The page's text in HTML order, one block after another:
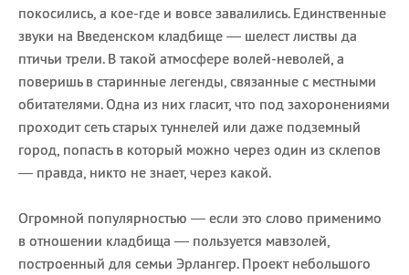
покосились, а кое-где и вовсе завалились. Единственные
звуки на Введенском кладбище — шелест листвы да
птичьи трели. В такой атмосфере волей-неволей, а
поверишь в старинные легенды, связанные с местными
обитателями. Одна из них гласит, что под захоронениями
проходит сеть старых туннелей или даже подземный
город, попасть в который можно через один из склепов
— правда, никто не знает, через какой.
Огромной популярностью — если это слово применимо
в отношении кладбища — пользуется мавзолей,
построенный для семьи Эрлангер. Проект небольшого